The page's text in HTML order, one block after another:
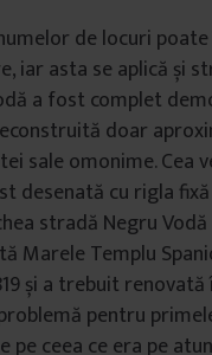
de locuri
iar asta se aplică și
a fost complet
doar
sale omonime. Cea
desenată cu rigla
stradă Negru
Marele Templu
și a trebuit renovată
pentru
pe ceea ce era pe